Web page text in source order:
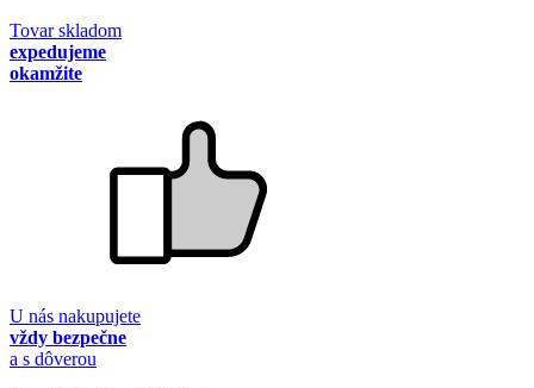
Tovar skladom
expedujeme
okamžite
U nás nakupujete
vždy bezpečne
a s dôverou